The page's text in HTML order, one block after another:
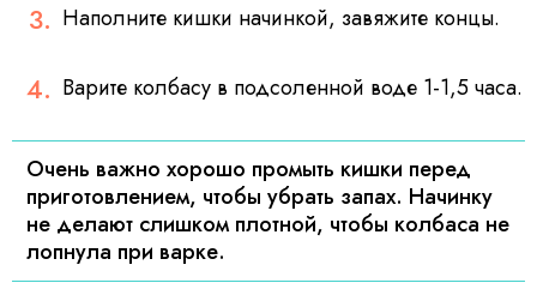
Наполните кишки начинкой, завяжите концы.
Варите колбасу в подсоленной воде 1-1,5 часа.
Очень важно хорошо промыть кишки перед
приготовлением, чтобы убрать запах. Начинку
не делают слишком плотной, чтобы колбаса не
лопнула при варке.